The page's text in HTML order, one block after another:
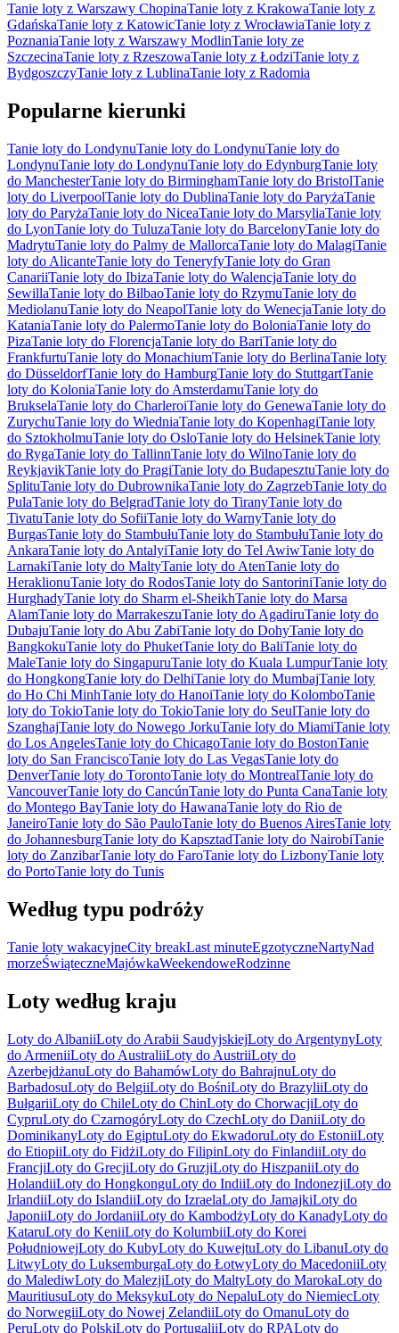
Tanie loty z Warszawy ChopinaTanie loty z KrakowaTanie loty z
GdańskaTanie loty z KatowicTanie loty z WrocławiaTanie loty z
PoznaniaTanie loty z Warszawy ModlinTanie loty ze
SzczecinaTanie loty z RzeszowaTanie loty z ŁodziTanie loty z
BydgoszczyTanie loty z LublinaTanie loty z Radomia
Popularne kierunki
Tanie loty do LondynuTanie loty do LondynuTanie loty do
LondynuTanie loty do LondynuTanie loty do EdynburgTanie loty
do ManchesterTanie loty do BirminghamTanie loty do BristolTanie
loty do LiverpoolTanie loty do DublinaTanie loty do ParyżaTanie
loty do ParyżaTanie loty do NiceaTanie loty do MarsyliaTanie loty
do LyonTanie loty do TuluzaTanie loty do BarcelonyTanie loty do
MadrytuTanie loty do Palmy de MallorcaTanie loty do MalagiTanie
loty do AlicanteTanie loty do TeneryfyTanie loty do Gran
CanariiTanie loty do IbizaTanie loty do WalencjaTanie loty do
SewillaTanie loty do BilbaoTanie loty do RzymuTanie loty do
MediolanuTanie loty do NeapolTanie loty do WenecjaTanie loty do
KataniaTanie loty do PalermoTanie loty do BoloniaTanie loty do
PizaTanie loty do FlorencjaTanie loty do BariTanie loty do
FrankfurtuTanie loty do MonachiumTanie loty do BerlinaTanie loty
do DüsseldorfTanie loty do HamburgTanie loty do StuttgartTanie
loty do KoloniaTanie loty do AmsterdamuTanie loty do
BrukselaTanie loty do CharleroiTanie loty do GenewaTanie loty do
ZurychuTanie loty do WiedniaTanie loty do KopenhagiTanie loty
do SztokholmuTanie loty do OsloTanie loty do HelsinekTanie loty
do RygaTanie loty do TallinnTanie loty do WilnoTanie loty do
ReykjavikTanie loty do PragiTanie loty do BudapesztuTanie loty do
SplituTanie loty do DubrownikaTanie loty do ZagrzebTanie loty do
PulaTanie loty do BelgradTanie loty do TiranyTanie loty do
TivatuTanie loty do SofiiTanie loty do WarnyTanie loty do
BurgasTanie loty do StambułuTanie loty do StambułuTanie loty do
AnkaraTanie loty do AntalyiTanie loty do Tel AwiwTanie loty do
LarnakiTanie loty do MaltyTanie loty do AtenTanie loty do
HeraklionuTanie loty do RodosTanie loty do SantoriniTanie loty do
HurghadyTanie loty do Sharm el-SheikhTanie loty do Marsa
AlamTanie loty do MarrakeszuTanie loty do AgadiruTanie loty do
DubajuTanie loty do Abu ZabiTanie loty do DohyTanie loty do
BangkokuTanie loty do PhuketTanie loty do BaliTanie loty do
MaleTanie loty do SingapuruTanie loty do Kuala LumpurTanie loty
do HongkongTanie loty do DelhiTanie loty do MumbajTanie loty
do Ho Chi MinhTanie loty do HanoiTanie loty do KolomboTanie
loty do TokioTanie loty do TokioTanie loty do SeulTanie loty do
SzanghajTanie loty do Nowego JorkuTanie loty do MiamiTanie loty
do Los AngelesTanie loty do ChicagoTanie loty do BostonTanie
loty do San FranciscoTanie loty do Las VegasTanie loty do
DenverTanie loty do TorontoTanie loty do MontrealTanie loty do
VancouverTanie loty do CancúnTanie loty do Punta CanaTanie loty
do Montego BayTanie loty do HawanaTanie loty do Rio de
JaneiroTanie loty do São PauloTanie loty do Buenos AiresTanie loty
do JohannesburgTanie loty do KapsztadTanie loty do NairobiTanie
loty do ZanzibarTanie loty do FaroTanie loty do LizbonyTanie loty
do PortoTanie loty do Tunis
Według typu podróży
Tanie loty wakacyjneCity breakLast minuteEgzotyczneNartyNad
morzeŚwiąteczneMajówkaWeekendoweRodzinne
Loty według kraju
Loty do AlbaniiLoty do Arabii SaudyjskiejLoty do ArgentynyLoty
do ArmeniiLoty do AustraliiLoty do AustriiLoty do
AzerbejdżanuLoty do BahamówLoty do BahrajnuLoty do
BarbadosuLoty do BelgiiLoty do BośniLoty do BrazyliiLoty do
BułgariiLoty do ChileLoty do ChinLoty do ChorwacjiLoty do
CypruLoty do CzarnogóryLoty do CzechLoty do DaniiLoty do
DominikanyLoty do EgiptuLoty do EkwadoruLoty do EstoniiLoty
do EtiopiiLoty do FidżiLoty do FilipinLoty do FinlandiiLoty do
FrancjiLoty do GrecjiLoty do GruzjiLoty do HiszpaniiLoty do
HolandiiLoty do HongkonguLoty do IndiiLoty do IndonezjiLoty do
IrlandiiLoty do IslandiiLoty do IzraelaLoty do JamajkiLoty do
JaponiiLoty do JordaniiLoty do KambodżyLoty do KanadyLoty do
KataruLoty do KeniiLoty do KolumbiiLoty do Korei
PołudniowejLoty do KubyLoty do KuwejtuLoty do LibanuLoty do
LitwyLoty do LuksemburgaLoty do ŁotwyLoty do MacedoniiLoty
do MalediwLoty do MalezjiLoty do MaltyLoty do MarokaLoty do
MauritiusuLoty do MeksykuLoty do NepaluLoty do NiemiecLoty
do NorwegiiLoty do Nowej ZelandiiLoty do OmanuLoty do
PeruLoty do PolskiLoty do PortugaliiLoty do RPALoty do